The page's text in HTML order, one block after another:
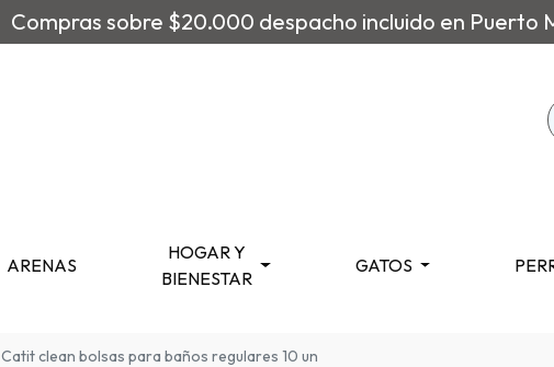
Compras sobre $20.000 despacho incluido en Puerto
ARENAS
HOGAR Y
BIENESTAR
GATOS
Catit clean bolsas para baños regulares 10 un